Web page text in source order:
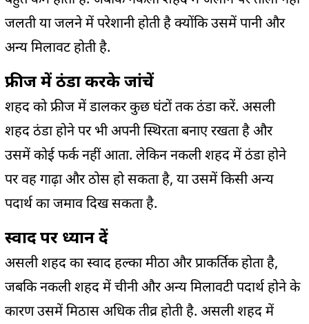
जलती या जलने में परेशानी होती है क्योंकि उसमें पानी और
अन्य मिलावट होती है.
फ्रीज में ठंडा करके जांचें
शहद को फ्रीज में डालकर कुछ घंटों तक ठंडा करें. असली
शहद ठंडा होने पर भी अपनी स्थिरता बनाए रखता है और
उसमें कोई फर्क नहीं आता. लेकिन नकली शहद में ठंडा होने
पर वह गाढ़ा और ठोस हो सकता है, या उसमें किसी अन्य
पदार्थ का जमाव दिख सकता है.
स्वाद पर ध्यान दें
असली शहद का स्वाद हल्का मीठा और प्राकर्तिक होता है,
जबकि नकली शहद में चीनी और अन्य मिलावटी पदार्थ होने के
कारण उसमें मिठास अधिक तीव्र होती है. असली शहद में